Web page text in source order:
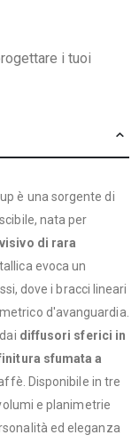
i tuoi
è una sorgente di
nata per
di rara
evoca un
dove i bracci lineari
d'avanguardia.
diffusori sferici in
sfumata a
Disponibile in tre
e planimetrie
ed eleganza